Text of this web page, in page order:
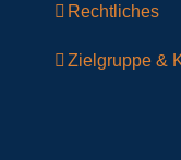
Rechtliches
Zielgruppe &